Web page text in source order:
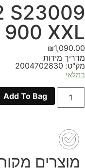
S23009
900 XXL
₪1,090.00
מדריך מידות
מק"ט: 2004702830
במלאי
כמות
S74GD1162
XXL
Add To Bag
מוצרים